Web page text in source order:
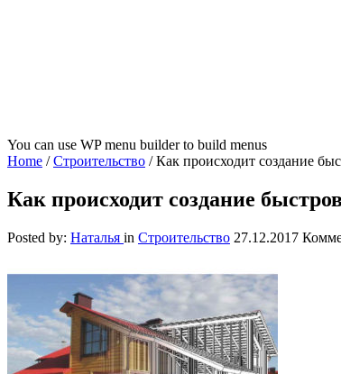
You can use WP menu builder to build menus
Home /Строительство /Как происходит создание
Как происходит создание
Posted by: Наталья in Строительство 27.12.2017